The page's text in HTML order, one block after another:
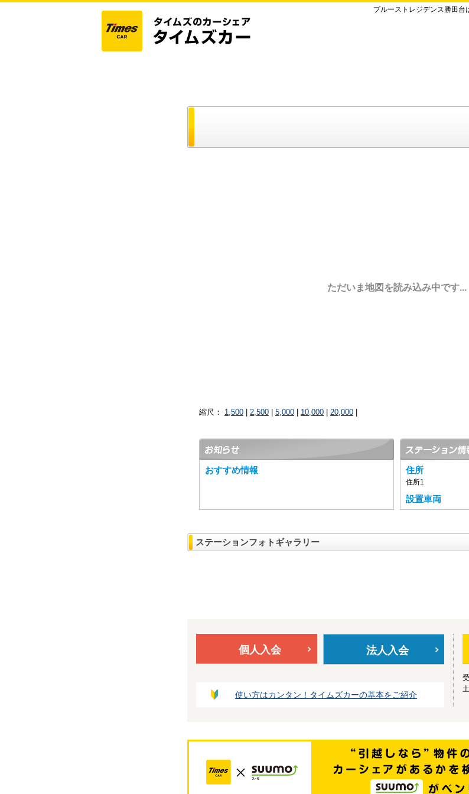
プルーストレジデンス勝田台
ただいま地図を読み込み中です...
縮尺： 1,500 2,500 5,000 10,000 20,000
おすすめ情報 住所
住所1
設置車両
ステーションフォトギャラリー
個人入会 法人入会
使い方はカンタン！タイムズカーの基本をご紹介